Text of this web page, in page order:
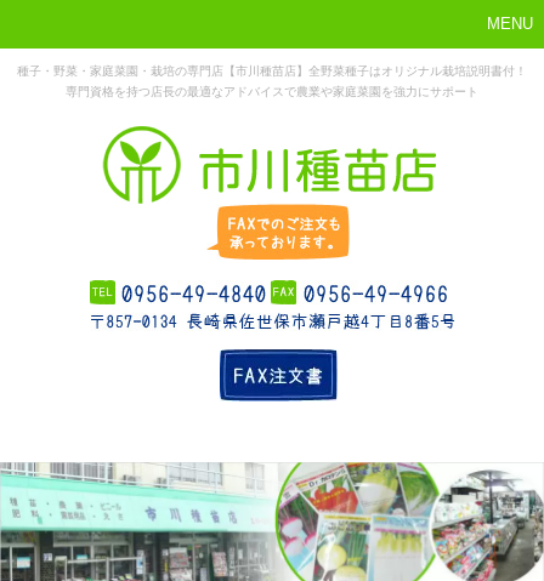
MENU
種子・野菜・家庭菜園・栽培の専門店【市川種苗店】全野菜種子はオリジナル栽培説明書付！
専門資格を持つ店長の最適なアドバイスで農業や家庭菜園を強力にサポート
ホーム
ら
お勧め商品 お知らせ 店舗概要